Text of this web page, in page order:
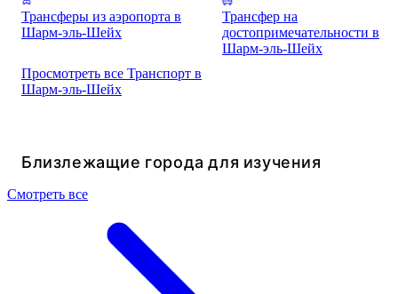
Трансферы из аэропорта в
Шарм-эль-Шейх
Трансфер на
достопримечательности в
Шарм-эль-Шейх
Просмотреть все Транспорт в
Шарм-эль-Шейх
Близлежащие города для изучения
Смотреть все